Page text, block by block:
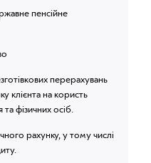
пенсійне
перерахувань
клієнта на користь
фізичних осіб.
рахунку, у тому числі